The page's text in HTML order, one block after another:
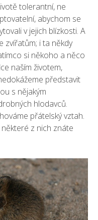
tolerantní, ne
abychom se
v jejich blízkosti. A
zvířatům; i ta někdy
si někoho a něco
naším životem,
představit
s nějakým
hlodavců.
přátelský vztah.
z nich znáte